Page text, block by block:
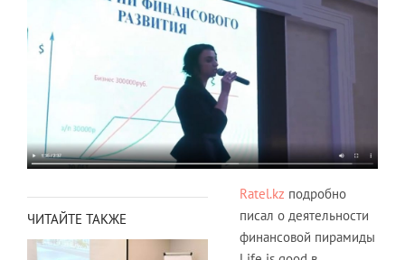
ЧИТАЙТЕ ТАКЖЕ
Ratel.kz подробно
писал о деятельности
финансовой пирамиды